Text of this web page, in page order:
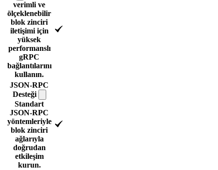
verimli ve
ölçeklenebilir
blok zinciri
iletişimi için
yüksek
performanslı
gRPC
bağlantılarını
kullanın.
JSON-RPC
Desteği
Standart
JSON-RPC
yöntemleriyle
blok zinciri
ağlarıyla
doğrudan
etkileşim
kurun.